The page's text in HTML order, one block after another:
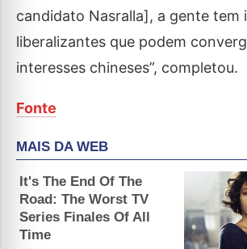
candidato Nasralla], a gente tem
liberalizantes que podem
interesses chineses”, completou.
Fonte